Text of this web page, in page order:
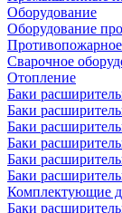
Оборудование
Оборудование
Сварочное
Отопление
Баки
Баки
Баки
Баки
Баки
Баки
Комплектующие
Баки